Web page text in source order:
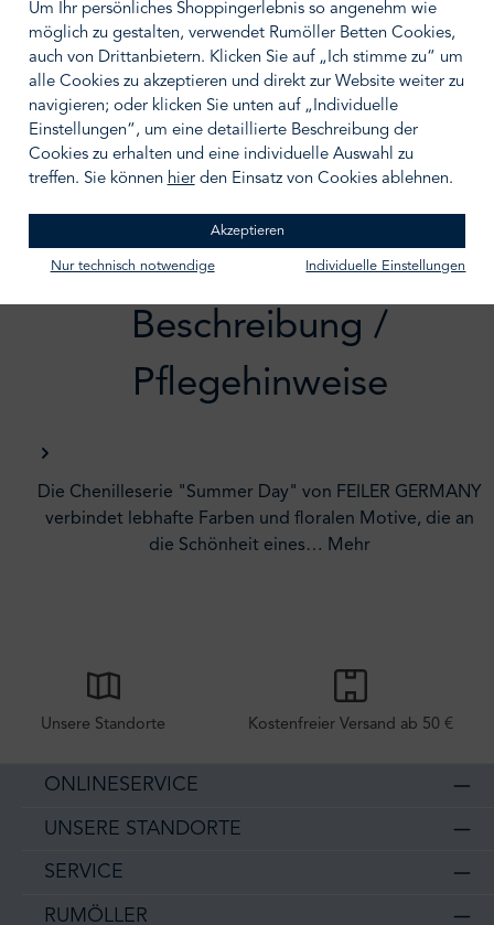
IN DEN WARENKORB
Zum Merkzettel hinzufügen
Beschreibung /
Pflegehinweise
Die Chenilleserie "Summer Day" von FEILER GERMANY
verbindet lebhafte Farben und floralen Motive, die an
die Schönheit eines… Mehr
Unsere Standorte Kostenfreier Versand ab 50 €
ONLINESERVICE
UNSERE STANDORTE
SERVICE
RUMÖLLER
Um Ihr persönliches Shoppingerlebnis so angenehm wie
möglich zu gestalten, verwendet Rumöller Betten Cookies,
auch von Drittanbietern. Klicken Sie auf „Ich stimme zu“ um
alle Cookies zu akzeptieren und direkt zur Website weiter zu
navigieren; oder klicken Sie unten auf „Individuelle
Einstellungen“, um eine detaillierte Beschreibung der
Cookies zu erhalten und eine individuelle Auswahl zu
treffen. Sie können hierden Einsatz von Cookies ablehnen.
Akzeptieren
Nur technisch notwendige Individuelle Einstellungen